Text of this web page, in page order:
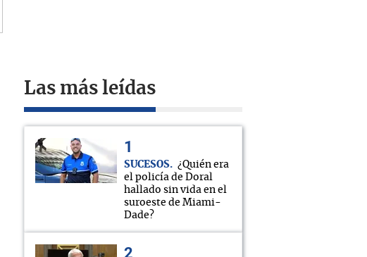
Las más leídas
SUCESOS
¿Quién era
el policía de Doral
hallado sin vida en el
suroeste de Miami-
Dade?